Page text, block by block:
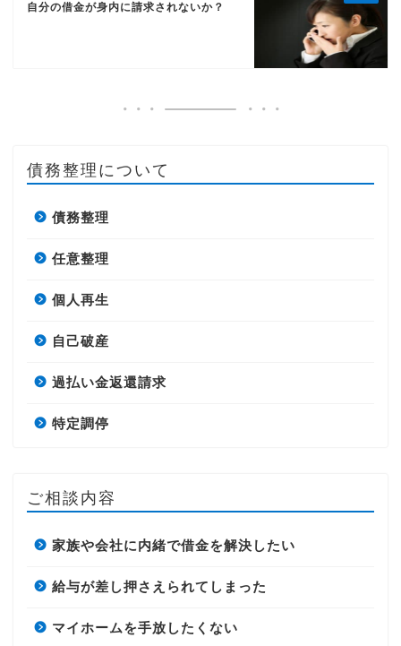
自分の借金が身内に請求されないか？
債務整理について
債務整理
任意整理
個人再生
自己破産
過払い金返還請求
特定調停
ご相談内容
家族や会社に内緒で借金を解決したい
給与が差し押さえられてしまった
マイホームを手放したくない